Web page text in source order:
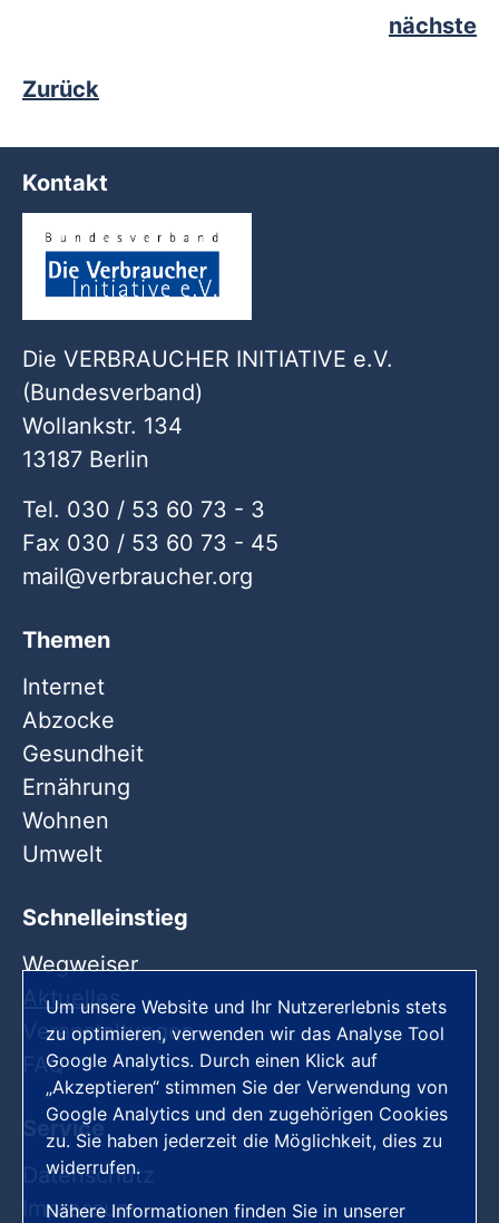
nächste
Zurück
Kontakt
Die VERBRAUCHER INITIATIVE e.V.
(Bundesverband)
Wollankstr. 134
13187 Berlin
Tel. 030 / 53 60 73 - 3
Fax 030 / 53 60 73 - 45
mail
verbraucher org
Themen
Internet
Abzocke
Gesundheit
Ernährung
Wohnen
Umwelt
Schnelleinstieg
Wegweiser
Aktuelles
Veranstaltungen
FAQ
Service
Datenschutz
Impressum
Um unsere Website und Ihr Nutzererlebnis stets
zu optimieren, verwenden wir das Analyse Tool
Google Analytics. Durch einen Klick auf
„Akzeptieren“ stimmen Sie der Verwendung von
Google Analytics und den zugehörigen Cookies
zu. Sie haben jederzeit die Möglichkeit, dies zu
widerrufen.
Nähere Informationen finden Sie in unserer